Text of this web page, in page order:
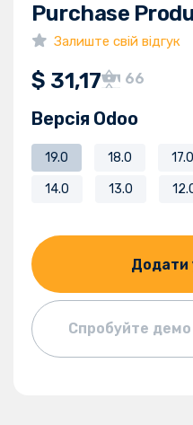
Purchase
Залиште свій відгук
$ 31,17 66
Версія Odoo
19.0 18.0 17.0
14.0 13.0
Додати
Спробуйте демо